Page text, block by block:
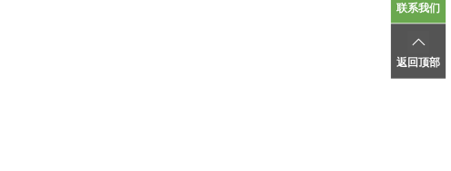
联系我们
返回顶部